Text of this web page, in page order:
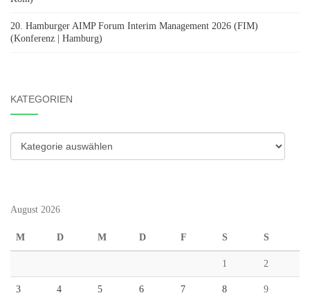
20. Hamburger AIMP Forum Interim Management 2026 (FIM)
(Konferenz | Hamburg)
KATEGORIEN
Kategorien
August 2026
M D M D F S S
1 2
3 4 5 6 7 8 9